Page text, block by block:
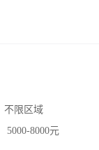
不限区域
5000-8000元